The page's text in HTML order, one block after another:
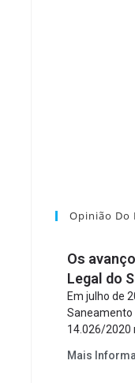
Opinião Do
Os
Legal do
Em julho de
Saneamento
14.026/2020
estabelecer
Mais